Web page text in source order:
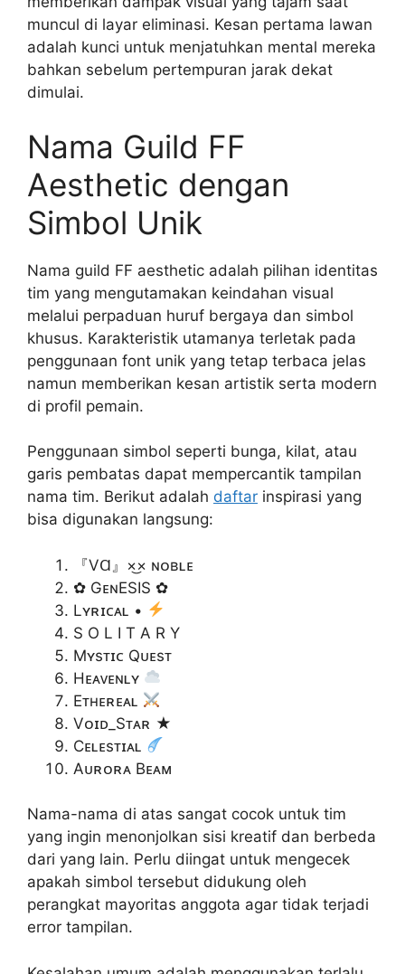
muncul di layar eliminasi. Kesan pertama lawan
adalah kunci untuk menjatuhkan mental mereka
bahkan sebelum pertempuran jarak dekat
dimulai.
Nama Guild FF
Aesthetic dengan
Simbol Unik
Nama guild FF aesthetic adalah pilihan identitas
tim yang mengutamakan keindahan visual
melalui perpaduan huruf bergaya dan simbol
khusus. Karakteristik utamanya terletak pada
penggunaan font unik yang tetap terbaca jelas
namun memberikan kesan artistik serta modern
di profil pemain.
Penggunaan simbol seperti bunga, kilat, atau
garis pembatas dapat mempercantik tampilan
nama tim. Berikut adalah daftar inspirasi yang
bisa digunakan langsung:
『VⱭ』×͜× ɴᴏʙʟᴇ
✿ GᴇɴESIS ✿
Lʏʀɪᴄᴀʟ •
S O L I T A R Y
Mʏsᴛɪᴄ Qᴜᴇsᴛ
Hᴇᴀᴠᴇɴʟʏ
Eᴛʜᴇʀᴇᴀʟ
Vᴏɪᴅ_Sᴛᴀʀ ★
Cᴇʟᴇsᴛɪᴀʟ
Aᴜʀᴏʀᴀ Bᴇᴀᴍ
Nama-nama di atas sangat cocok untuk tim
yang ingin menonjolkan sisi kreatif dan berbeda
dari yang lain. Perlu diingat untuk mengecek
apakah simbol tersebut didukung oleh
perangkat mayoritas anggota agar tidak terjadi
error tampilan.